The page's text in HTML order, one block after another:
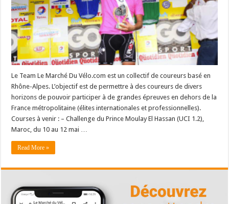
Le Team Le Marché Du Vélo.com est un collectif de coureurs basé en
Rhône-Alpes. L’objectif est de permettre à des coureurs de divers
horizons de pouvoir participer à de grandes épreuves en dehors de la
France métropolitaine (élites internationales et professionnelles).
Courses à venir : – Challenge du Prince Moulay El Hassan (UCI 1.2),
Maroc, du 10 au 12 mai …
Read More »